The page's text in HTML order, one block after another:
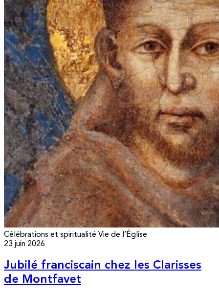
Célébrations et spiritualité Vie de l’Église
23 juin 2026
Jubilé franciscain chez les Clarisses
de Montfavet